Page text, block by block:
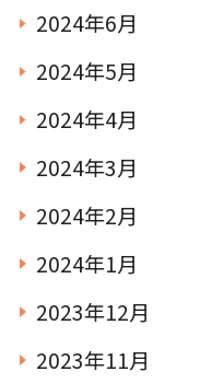
2024年6月
2024年5月
2024年4月
2024年3月
2024年2月
2024年1月
2023年12月
2023年11月